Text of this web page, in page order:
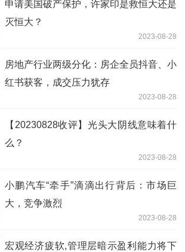
申请美国破产保护，许家印是救恒大还是
灭恒大？
2023-08-28
房地产行业两级分化：房企全员抖音、小
红书获客，成交压力犹存
2023-08-28
【20230828收评】光头大阴线意味着什
么？
2023-08-28
小鹏汽车“牵手”滴滴出行背后：市场巨
大，竞争激烈
2023-08-28
宏观经济疲软,管理层暗示盈利能力将下